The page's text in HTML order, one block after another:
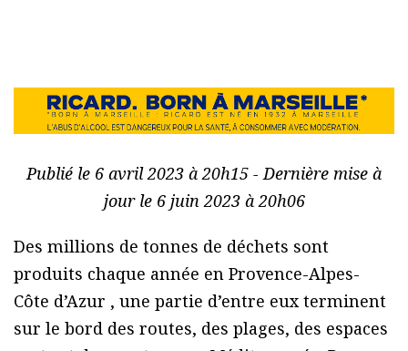
Publié le 6 avril 2023 à 20h15 - Dernière mise à
jour le 6 juin 2023 à 20h06
Des millions de tonnes de déchets sont
produits chaque année en Provence-Alpes-
Côte d’Azur , une partie d’entre eux terminent
sur le bord des routes, des plages, des espaces